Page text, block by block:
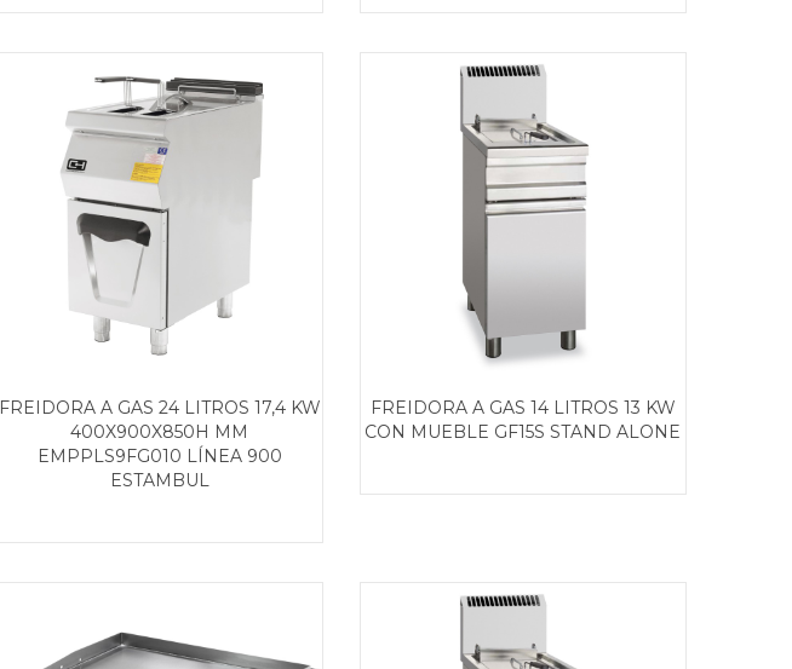
FREIDORA A GAS 24 LITROS 17,4 KW
400X900X850H MM
EMPPLS9FG010 LÍNEA 900
ESTAMBUL
FREIDORA A GAS 14 LITROS 13 KW
CON MUEBLE GF15S STAND ALONE